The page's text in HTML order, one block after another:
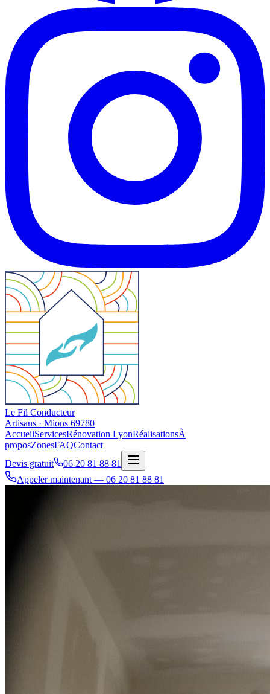
Le Fil Conducteur
Artisans · Mions 69780
AccueilServicesRénovation LyonRéalisationsÀ
proposZonesFAQContact
Devis gratuit
06 20 81 88 81
Appeler maintenant — 06 20 81 88 81